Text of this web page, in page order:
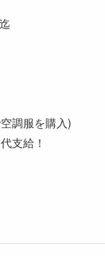
調服を購入)
支給！